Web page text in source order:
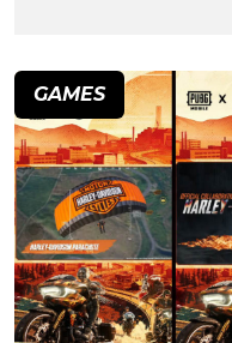
GAMES